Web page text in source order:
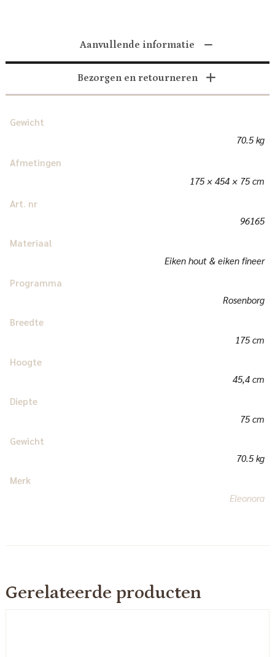
Aanvullende informatie
Bezorgen en retourneren
Gewicht
70.5 kg
Afmetingen
175 × 454 × 75 cm
Art. nr
96165
Materiaal
Eiken hout & eiken fineer
Programma
Rosenborg
Breedte
175 cm
Hoogte
45,4 cm
Diepte
75 cm
Gewicht
70.5 kg
Merk
Eleonora
Gerelateerde producten